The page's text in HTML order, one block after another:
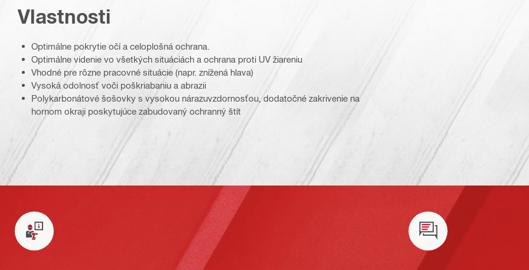
Vlastnosti
Optimálne pokrytie očí a celoplošná ochrana.
Optimálne videnie vo všetkých situáciách a ochrana proti UV žiareniu
Vhodné pre rôzne pracovné situácie (napr. znížená hlava)
Vysoká odolnosť voči poškriabaniu a abrazii
Polykarbonátové šošovky s vysokou nárazuvzdornosťou, dodatočné zakrivenie na
hornom okraji poskytujúce zabudovaný ochranný štít